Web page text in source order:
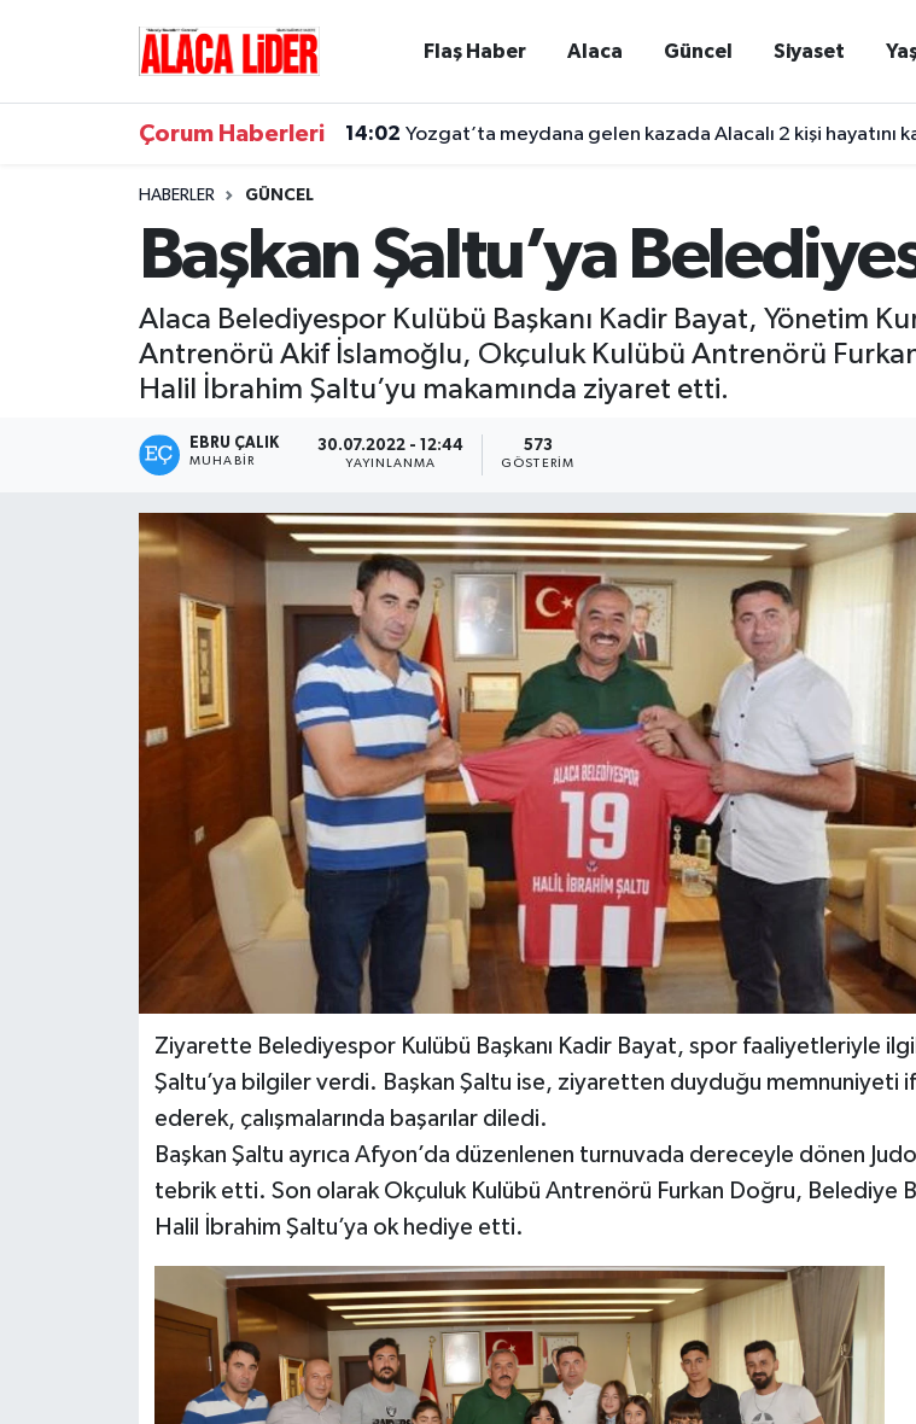
Flaş Haber Alaca Güncel Siyaset
Çorum Haberleri 14:02 Yozgat’ta meydana gelen kazada Alacalı 2 kişi hayatını
HABERLER GÜNCEL
Başkan Şaltu’ya
Alaca Belediyespor Kulübü Başkanı Kadir Bayat, Yönetim
Antrenörü Akif İslamoğlu, Okçuluk Kulübü Antrenörü
Halil İbrahim Şaltu’yu makamında ziyaret etti.
EBRU ÇALIK
MUHABIR
30.07.2022 - 12:44
YAYINLANMA
573
GÖSTERIM
Ziyarette Belediyespor Kulübü Başkanı Kadir Bayat, spor faaliyetleriyle
Şaltu’ya bilgiler verdi. Başkan Şaltu ise, ziyaretten duyduğu memnuniyeti
ederek, çalışmalarında başarılar diledi.
Başkan Şaltu ayrıca Afyon’da düzenlenen turnuvada dereceyle dönen
tebrik etti. Son olarak Okçuluk Kulübü Antrenörü Furkan Doğru, Belediye
Halil İbrahim Şaltu’ya ok hediye etti.
Çorum Trafik Yoğunluk Haritası
Süper Lig Puan Durumu ve Fikstür
Tüm Manşetler
Son Dakika Haberleri
Haber Arşivi